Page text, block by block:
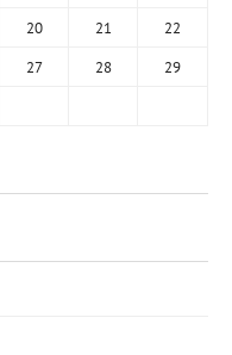
20 21 22
27 28 29